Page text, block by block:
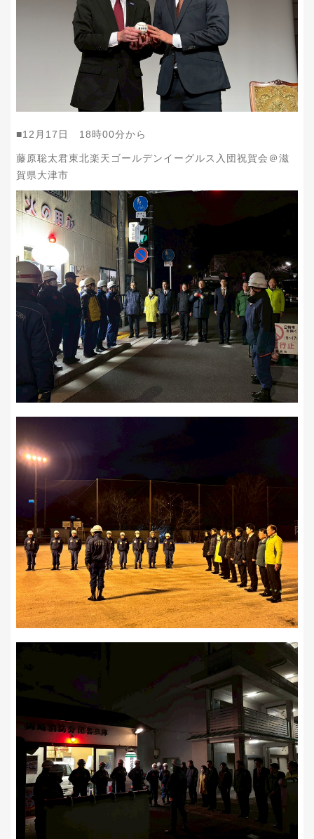
■12月17日 18時00分から
藤原聡太君東北楽天ゴールデンイーグルス入団祝賀会＠滋
賀県大津市